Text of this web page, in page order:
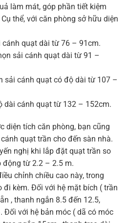
làm mát, góp phần tiết kiệm
thể, với căn phòng sở hữu diện
cánh quạt dài từ 76 – 91cm.
sải cánh quạt dài từ 91 –
sải cánh quạt có độ dài từ 107 –
dài cánh quạt từ 132 – 152cm.
diện tích căn phòng, bạn cũng
quạt trần cho đến sàn nhà.
nghị khi lắp đặt quạt trần so
động từ 2.2 – 2.5 m.
chỉnh chiều cao này, trong
đi kèm. Đối với hệ mặt bích ( trần
, thanh ngắn 8.5 đến 12.5,
Đối với hệ bản móc ( dã có móc